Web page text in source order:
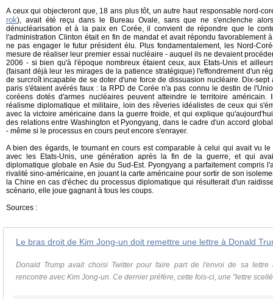
A ceux qui objecteront que, 18 ans plus tôt, un autre haut responsable nord-
rok), avait été reçu dans le Bureau Ovale, sans que ne s'enclenche
dénucléarisation et à la paix en Corée, il convient de répondre que le
l'administration Clinton était en fin de mandat et avait répondu favorablement
ne pas engager le futur président élu. Plus fondamentalement, les Nord-
mesure de réaliser leur premier essai nucléaire - auquel ils ne devaient
2006 - si bien qu'à l'époque nombreux étaient ceux, aux Etats-Unis et
(faisant déjà leur les mirages de la patience stratégique) l'effondrement d'un
de surcroît incapable de se doter d'une force de dissuasion nucléaire. Dix-
paris s'étaient avérés faux : la RPD de Corée n'a pas connu le destin de
coréens dotés d'armes nucléaires peuvent atteindre le territoire
réalisme diplomatique et militaire, loin des rêveries idéalistes de ceux qui
avec la victoire américaine dans la guerre froide, et qui explique
des relations entre Washington et Pyongyang, dans le cadre d'un accord
- même si le processus en cours peut encore s'enrayer.
A bien des égards, le tournant en cours est comparable à celui qui avait vu
avec les Etats-Unis, une génération après la fin de la guerre, et qui
diplomatique globale en Asie du Sud-Est. Pyongyang a parfaitement compris
rivalité sino-américaine, en jouant la carte américaine pour sortir de son
la Chine en cas d'échec du processus diplomatique qui résulterait d'un
scénario, elle joue gagnant à tous les coups.
Sources :
Le bras droit de Kim Jong-un doit remettre une lettre à Donald
Donald Trump avait choisi Twitter pour faire part de l'envoi de sa lettre
rencontre avec Kim Jong-un. Ce dernier préfère, cette fois-ci, une "lettre